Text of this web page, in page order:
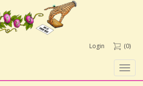
Login (0)